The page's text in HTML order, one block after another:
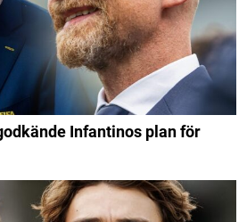
Infantinos plan för